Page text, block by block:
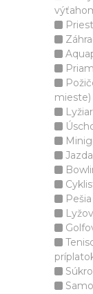
mieste)